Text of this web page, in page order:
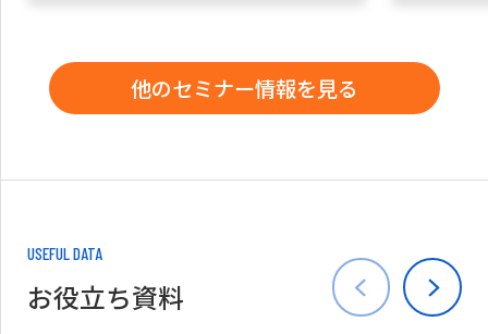
他のセミナー情報を見る
USEFUL DATA
お役立ち資料